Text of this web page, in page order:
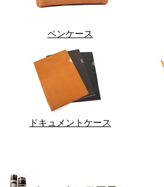
ペンケース
ドキュメントケース